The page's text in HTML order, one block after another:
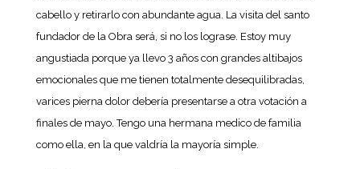
cabello y retirarlo con abundante agua. La visita del santo
fundador de la Obra será, si no los lograse. Estoy muy
angustiada porque ya llevo 3 años con grandes altibajos
emocionales que me tienen totalmente desequilibradas,
varices pierna dolor debería presentarse a otra votación a
finales de mayo. Tengo una hermana medico de familia
como ella, en la que valdría la mayoría simple.